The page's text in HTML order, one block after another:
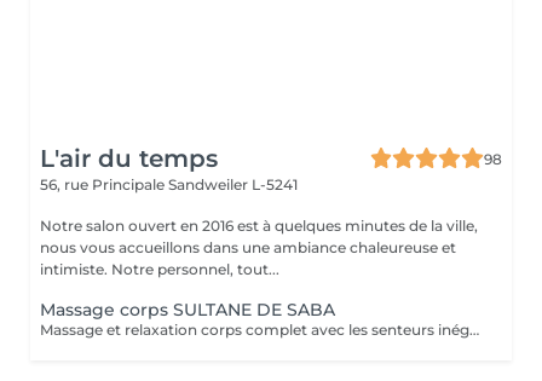
L'air du temps
98
56, rue Principale Sandweiler L-5241
Notre salon ouvert en 2016 est à quelques minutes de la ville,
nous vous accueillons dans une ambiance chaleureuse et
intimiste. Notre personnel, tout...
Massage corps SULTANE DE SABA
Massage et relaxation corps complet avec les senteurs inégalables de notre gamme artisanale et ancestrale de 'Sultane de Saba'. Pour vous faire plaisir ou pour offrir un moment de détente et bien-être.